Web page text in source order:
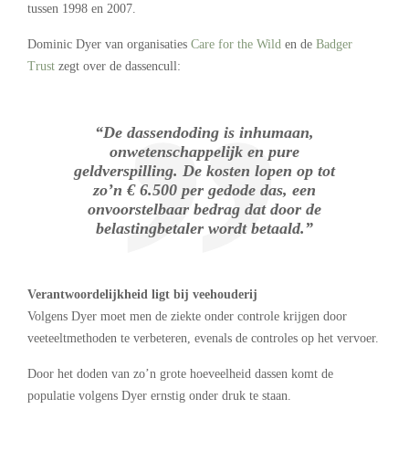
tussen 1998 en 2007.
Dominic Dyer van organisaties Care for the Wild en de Badger
Trust zegt over de dassencull:
“De dassendoding is inhumaan,
onwetenschappelijk en pure
geldverspilling. De kosten lopen op tot
zo’n € 6.500 per gedode das, een
onvoorstelbaar bedrag dat door de
belastingbetaler wordt betaald.”
Verantwoordelijkheid ligt bij veehouderij
Volgens Dyer moet men de ziekte onder controle krijgen door
veeteeltmethoden te verbeteren, evenals de controles op het vervoer.
Door het doden van zo’n grote hoeveelheid dassen komt de
populatie volgens Dyer ernstig onder druk te staan.